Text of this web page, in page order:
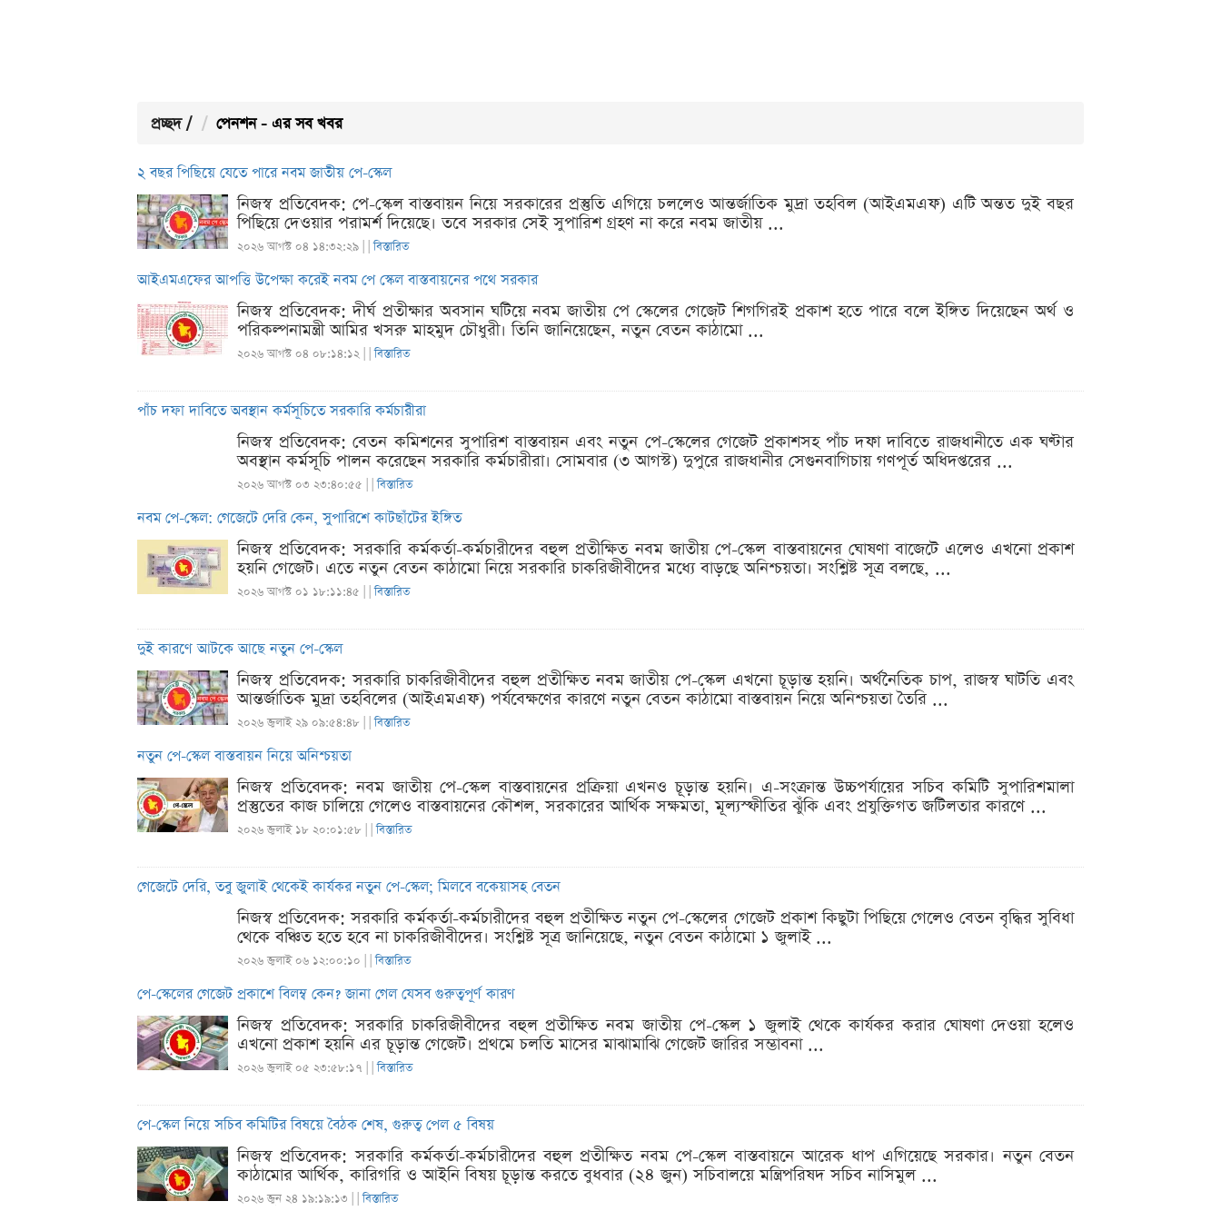
প্রচ্ছদ / পেনশন - এর সব খবর
২ বছর পিছিয়ে যেতে পারে নবম জাতীয় পে-স্কেল
নিজস্ব প্রতিবেদক: পে-স্কেল বাস্তবায়ন নিয়ে সরকারের প্রস্তুতি এগিয়ে চললেও আন্তর্জাতিক মুদ্রা তহবিল (আইএমএফ) এটি অন্তত দুই বছর
পিছিয়ে দেওয়ার পরামর্শ দিয়েছে। তবে সরকার সেই সুপারিশ গ্রহণ না করে নবম জাতীয় ...
২০২৬ আগস্ট ০৪ ১৪:৩২:২৯ | |বিস্তারিত
আইএমএফের আপত্তি উপেক্ষা করেই নবম পে স্কেল বাস্তবায়নের পথে সরকার
নিজস্ব প্রতিবেদক: দীর্ঘ প্রতীক্ষার অবসান ঘটিয়ে নবম জাতীয় পে স্কেলের গেজেট শিগগিরই প্রকাশ হতে পারে বলে ইঙ্গিত দিয়েছেন অর্থ ও
পরিকল্পনামন্ত্রী আমির খসরু মাহমুদ চৌধুরী। তিনি জানিয়েছেন, নতুন বেতন কাঠামো ...
২০২৬ আগস্ট ০৪ ০৮:১৪:১২ | |বিস্তারিত
পাঁচ দফা দাবিতে অবস্থান কর্মসূচিতে সরকারি কর্মচারীরা
নিজস্ব প্রতিবেদক: বেতন কমিশনের সুপারিশ বাস্তবায়ন এবং নতুন পে-স্কেলের গেজেট প্রকাশসহ পাঁচ দফা দাবিতে রাজধানীতে এক ঘণ্টার
অবস্থান কর্মসূচি পালন করেছেন সরকারি কর্মচারীরা। সোমবার (৩ আগস্ট) দুপুরে রাজধানীর সেগুনবাগিচায় গণপূর্ত অধিদপ্তরের ...
২০২৬ আগস্ট ০৩ ২৩:৪০:৫৫ | |বিস্তারিত
নবম পে-স্কেল: গেজেটে দেরি কেন, সুপারিশে কাটছাঁটের ইঙ্গিত
নিজস্ব প্রতিবেদক: সরকারি কর্মকর্তা-কর্মচারীদের বহুল প্রতীক্ষিত নবম জাতীয় পে-স্কেল বাস্তবায়নের ঘোষণা বাজেটে এলেও এখনো প্রকাশ
হয়নি গেজেট। এতে নতুন বেতন কাঠামো নিয়ে সরকারি চাকরিজীবীদের মধ্যে বাড়ছে অনিশ্চয়তা। সংশ্লিষ্ট সূত্র বলছে, ...
২০২৬ আগস্ট ০১ ১৮:১১:৪৫ | |বিস্তারিত
দুই কারণে আটকে আছে নতুন পে-স্কেল
নিজস্ব প্রতিবেদক: সরকারি চাকরিজীবীদের বহুল প্রতীক্ষিত নবম জাতীয় পে-স্কেল এখনো চূড়ান্ত হয়নি। অর্থনৈতিক চাপ, রাজস্ব ঘাটতি এবং
আন্তর্জাতিক মুদ্রা তহবিলের (আইএমএফ) পর্যবেক্ষণের কারণে নতুন বেতন কাঠামো বাস্তবায়ন নিয়ে অনিশ্চয়তা তৈরি ...
২০২৬ জুলাই ২৯ ০৯:৫৪:৪৮ | |বিস্তারিত
নতুন পে-স্কেল বাস্তবায়ন নিয়ে অনিশ্চয়তা
নিজস্ব প্রতিবেদক: নবম জাতীয় পে-স্কেল বাস্তবায়নের প্রক্রিয়া এখনও চূড়ান্ত হয়নি। এ-সংক্রান্ত উচ্চপর্যায়ের সচিব কমিটি সুপারিশমালা
প্রস্তুতের কাজ চালিয়ে গেলেও বাস্তবায়নের কৌশল, সরকারের আর্থিক সক্ষমতা, মূল্যস্ফীতির ঝুঁকি এবং প্রযুক্তিগত জটিলতার কারণে ...
২০২৬ জুলাই ১৮ ২০:০১:৫৮ | |বিস্তারিত
গেজেটে দেরি, তবু জুলাই থেকেই কার্যকর নতুন পে-স্কেল; মিলবে বকেয়াসহ বেতন
নিজস্ব প্রতিবেদক: সরকারি কর্মকর্তা-কর্মচারীদের বহুল প্রতীক্ষিত নতুন পে-স্কেলের গেজেট প্রকাশ কিছুটা পিছিয়ে গেলেও বেতন বৃদ্ধির সুবিধা
থেকে বঞ্চিত হতে হবে না চাকরিজীবীদের। সংশ্লিষ্ট সূত্র জানিয়েছে, নতুন বেতন কাঠামো ১ জুলাই ...
২০২৬ জুলাই ০৬ ১২:০০:১০ | |বিস্তারিত
পে-স্কেলের গেজেট প্রকাশে বিলম্ব কেন? জানা গেল যেসব গুরুত্বপূর্ণ কারণ
নিজস্ব প্রতিবেদক: সরকারি চাকরিজীবীদের বহুল প্রতীক্ষিত নবম জাতীয় পে-স্কেল ১ জুলাই থেকে কার্যকর করার ঘোষণা দেওয়া হলেও
এখনো প্রকাশ হয়নি এর চূড়ান্ত গেজেট। প্রথমে চলতি মাসের মাঝামাঝি গেজেট জারির সম্ভাবনা ...
২০২৬ জুলাই ০৫ ২৩:৫৮:১৭ | |বিস্তারিত
পে-স্কেল নিয়ে সচিব কমিটির বিষয়ে বৈঠক শেষ, গুরুত্ব পেল ৫ বিষয়
নিজস্ব প্রতিবেদক: সরকারি কর্মকর্তা-কর্মচারীদের বহুল প্রতীক্ষিত নবম পে-স্কেল বাস্তবায়নে আরেক ধাপ এগিয়েছে সরকার। নতুন বেতন
কাঠামোর আর্থিক, কারিগরি ও আইনি বিষয় চূড়ান্ত করতে বুধবার (২৪ জুন) সচিবালয়ে মন্ত্রিপরিষদ সচিব নাসিমুল ...
২০২৬ জুন ২৪ ১৯:১৯:১৩ | |বিস্তারিত